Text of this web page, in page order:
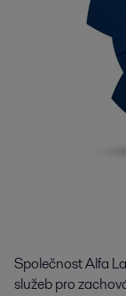
Společnost Alfa
služeb pro